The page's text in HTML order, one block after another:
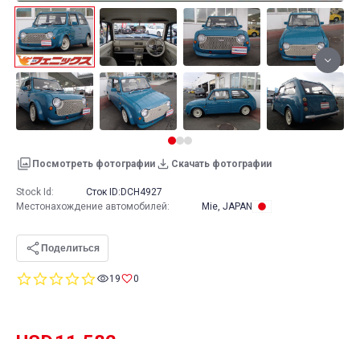
Посмотреть фотографии Скачать фотографии
0.019 0
Stock Id: Сток ID: DCH4927
Местонахождение автомобилей: Mie, JAPAN
Поделиться